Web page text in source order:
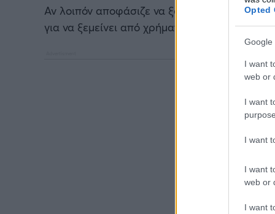
Opted
Google
I want
web or
I want
I want
I want
web or
I want
Αν λοιπόν αποφάσιζε να ξοδεύει
για να ξεμείνει από χρήματα.